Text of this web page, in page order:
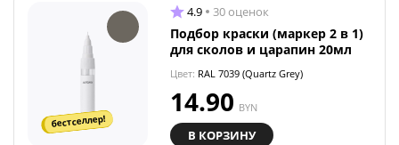
бестселлер!
4.9 30 оценок
Подбор краски (маркер 2 в 1)
для сколов и царапин 20мл
Цвет: RAL 7039 (Quartz Grey)
14.90 BYN
В КОРЗИНУ